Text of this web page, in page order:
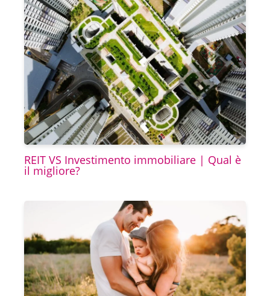
REIT VS Investimento immobiliare | Qual è
il migliore?